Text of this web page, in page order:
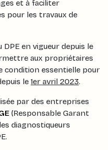
et à faciliter
pour les travaux de
en vigueur depuis le
aux propriétaires
condition essentielle pour
le 1er avril 2023.
par des entreprises
(Responsable Garant
diagnostiqueurs